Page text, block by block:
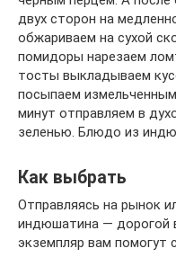
двух сторон на
обжариваем на сухой
помидоры нарезаем
тосты выкладываем
посыпаем
минут отправляем в
зеленью. Блюдо из
Как выбрать
Отправляясь на рынок
индюшатина — дорогой
экземпляр вам помогут